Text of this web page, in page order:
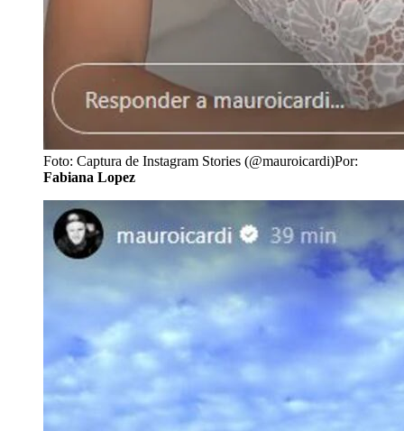
Foto: Captura de Instagram Stories (@mauroicardi)Por:
Fabiana Lopez